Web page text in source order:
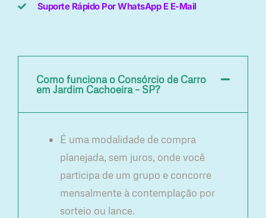
Suporte Rápido Por WhatsApp E E-Mail
Como funciona o Consórcio de Carro
em Jardim Cachoeira – SP?
É uma modalidade de compra
planejada, sem juros, onde você
participa de um grupo e concorre
mensalmente à contemplação por
sorteio ou lance.